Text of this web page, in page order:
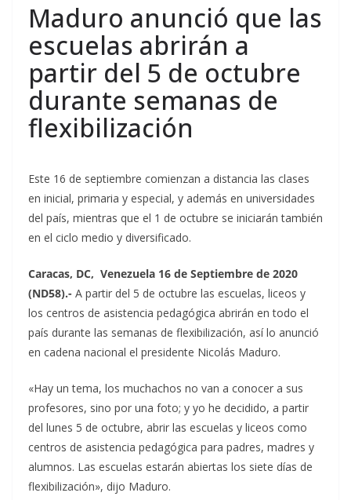
Maduro anunció que las
escuelas abrirán a
partir del 5 de octubre
durante semanas de
flexibilización
Este 16 de septiembre comienzan a distancia las clases
en inicial, primaria y especial, y además en universidades
del país, mientras que el 1 de octubre se iniciarán también
en el ciclo medio y diversificado.
Caracas, DC, Venezuela 16 de Septiembre de 2020
(ND58).- A partir del 5 de octubre las escuelas, liceos y
los centros de asistencia pedagógica abrirán en todo el
país durante las semanas de flexibilización, así lo anunció
en cadena nacional el presidente Nicolás Maduro.
«Hay un tema, los muchachos no van a conocer a sus
profesores, sino por una foto; y yo he decidido, a partir
del lunes 5 de octubre, abrir las escuelas y liceos como
centros de asistencia pedagógica para padres, madres y
alumnos. Las escuelas estarán abiertas los siete días de
flexibilización», dijo Maduro.